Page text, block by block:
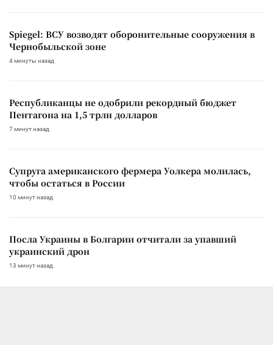
Spiegel: ВСУ возводят оборонительные сооружения в
Чернобыльской зоне
4 минуты назад
Республиканцы не одобрили рекордный бюджет
Пентагона на 1,5 трлн долларов
7 минут назад
Супруга американского фермера Уолкера молилась,
чтобы остаться в России
10 минут назад
Посла Украины в Болгарии отчитали за упавший
украинский дрон
13 минут назад